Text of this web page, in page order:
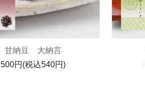
甘納豆 大納言
500円(税込540円)